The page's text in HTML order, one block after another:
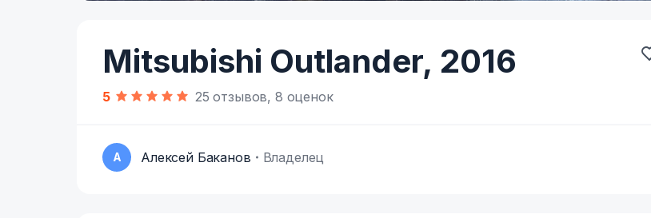
Mitsubishi Outlander, 2016
5 25 отзывов, 8 оценок
А Алексей Баканов Владелец